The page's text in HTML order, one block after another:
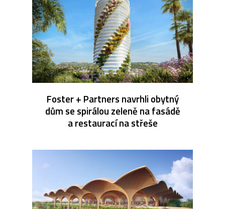
Foster + Partners navrhli obytný
dům se spirálou zeleně na fasádě
a restaurací na střeše